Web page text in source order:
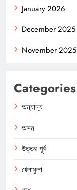
January 2026
December 2025
November 2025
Categories
অন্যান্য
অসম
উত্তর পূর্ব
খেলাধুলা